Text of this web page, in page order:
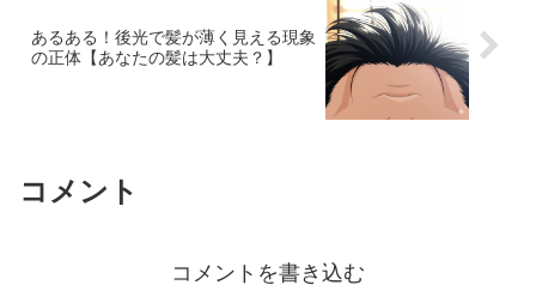
あるある！後光で髪が薄く見える現象
の正体【あなたの髪は大丈夫？】
コメント
コメントを書き込む